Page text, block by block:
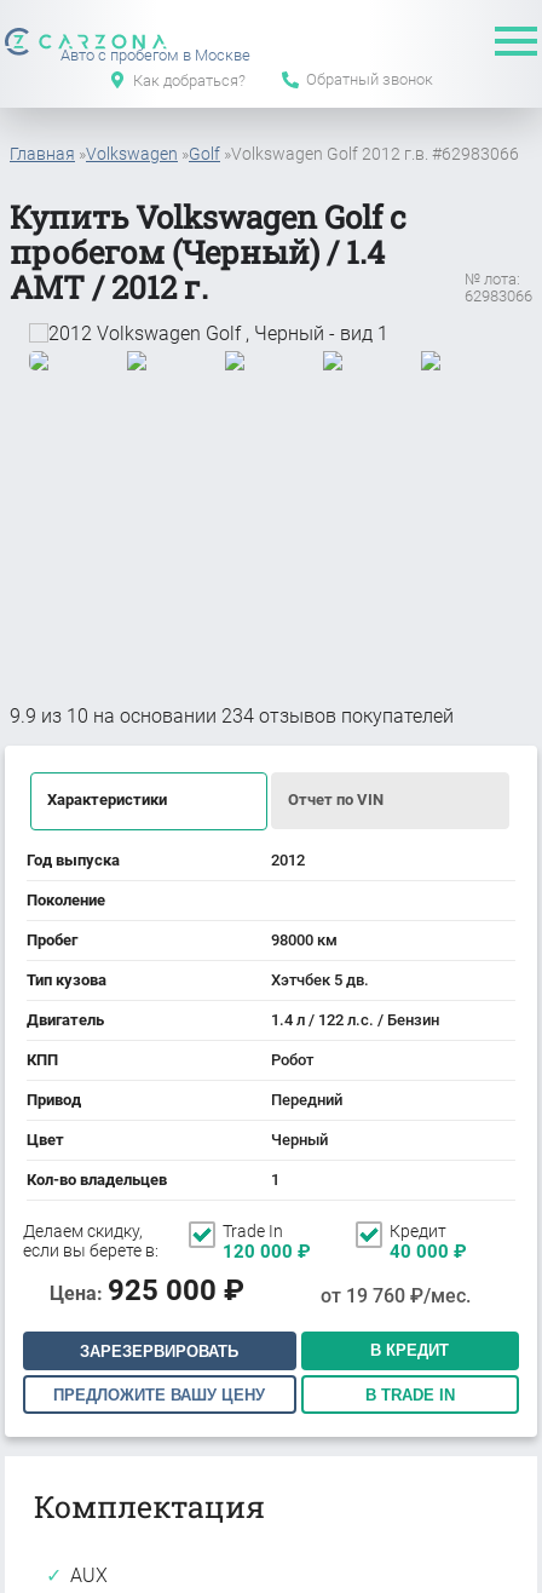
Авто с пробегом в Москве
Как добраться?
Обратный звонок
Главная »Volkswagen »Golf »Volkswagen Golf 2012 г.в. #62983066
Купить Volkswagen Golf с
пробегом (Черный) / 1.4
АМТ / 2012 г.
№ лота:
62983066
9.9 из 10 на основании 234 отзывов покупателей
Характеристики Отчет по VIN
Год выпуска 2012
Поколение
Пробег 98000 км
Тип кузова Хэтчбек 5 дв.
Двигатель 1.4 л / 122 л.с. / Бензин
КПП Робот
Привод Передний
Цвет Черный
Кол-во владельцев 1
Делаем скидку,
если вы берете в:
Trade In
120 000 ₽
Кредит
40 000 ₽
Цена: 925 000 ₽ от 19 760₽/мес.
ЗАРЕЗЕРВИРОВАТЬ В КРЕДИТ
ПРЕДЛОЖИТЕ ВАШУ ЦЕНУ В TRADE IN
Комплектация
AUX